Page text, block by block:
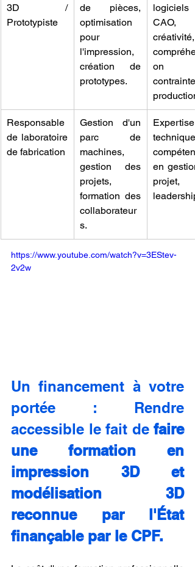
3D /
Prototypiste
de pièces,
optimisation
pour
l'impression,
création de
prototypes.
logiciels
CAO,
créativité,
on
production.
Responsable
de laboratoire
de fabrication
Gestion d'un
parc de
machines,
gestion des
projets,
formation des
collaborateur
s.
Expertise
technique,
en
projet,
leadership.
https://www.youtube.com/watch?v=3EStev-
2v2w
Un financement à votre
portée : Rendre
accessible le fait de faire
une formation en
impression 3D et
modélisation 3D
reconnue par l'État
finançable par le CPF.